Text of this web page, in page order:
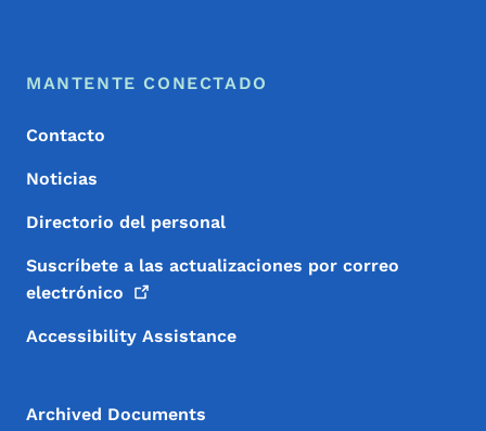
Menú de pie de página
Footer
MANTENTE CONECTADO
Contacto
Noticias
Directorio del personal
Suscríbete a las actualizaciones por correo
electrónico
Accessibility Assistance
Archived Documents